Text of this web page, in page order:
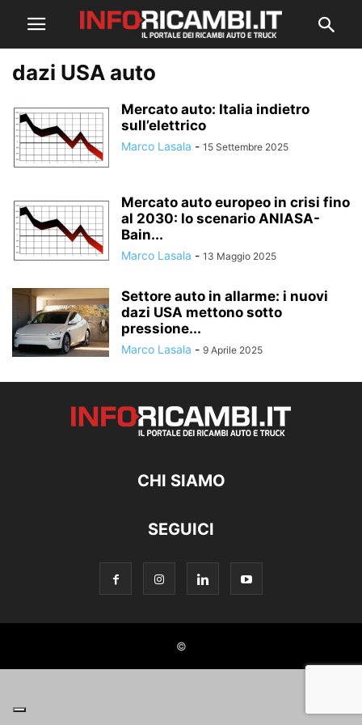
dazi USA auto
Mercato auto: Italia indietro
sull’elettrico
Marco Lasala - 15 Settembre 2025
Mercato auto europeo in crisi fino
al 2030: lo scenario ANIASA-
Bain...
Marco Lasala - 13 Maggio 2025
Settore auto in allarme: i nuovi
dazi USA mettono sotto
pressione...
Marco Lasala - 9 Aprile 2025
CHI SIAMO
SEGUICI
©